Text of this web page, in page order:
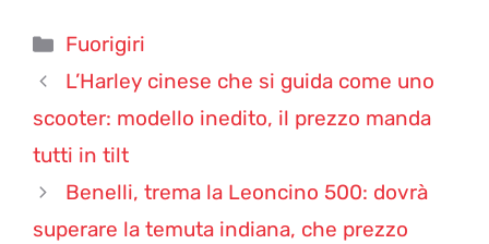
Categorie
Fuorigiri
L’Harley cinese che si guida come uno
scooter: modello inedito, il prezzo manda
tutti in tilt
Benelli, trema la Leoncino 500: dovrà
superare la temuta indiana, che prezzo